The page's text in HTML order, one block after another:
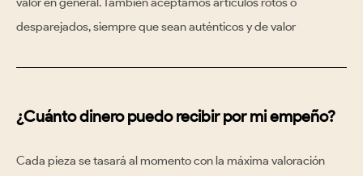
desparejados, siempre que sean auténticos y de valor
¿Cuánto dinero puedo recibir por mi empeño?
Cada pieza setasará al momento con la máxima valoración